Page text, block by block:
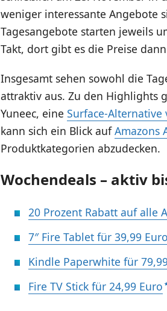
weniger interessante Angebote
Tagesangebote starten jeweils
Takt, dort gibt es die Preise
Insgesamt sehen sowohl die
attraktiv aus. Zu den Highlights
Yuneec, eine Surface-Alternative
kann sich ein Blick aufAmazons
Produktkategorien abzudecken.
Wochendeals – aktiv
20 Prozent Rabatt auf alle
7″ Fire Tablet für 39,99 Euro
Kindle Paperwhite für
Fire TV Stick für 24,99 Euro